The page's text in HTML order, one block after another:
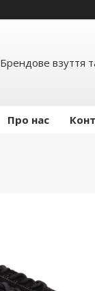
Брендове взуття
Про нас